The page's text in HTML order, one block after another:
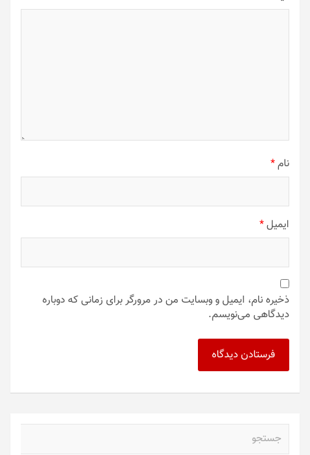
نام*
ایمیل*
ذخیره نام، ایمیل و وبسایت من در مرورگر برای زمانی که دوباره
دیدگاهی می‌نویسم.